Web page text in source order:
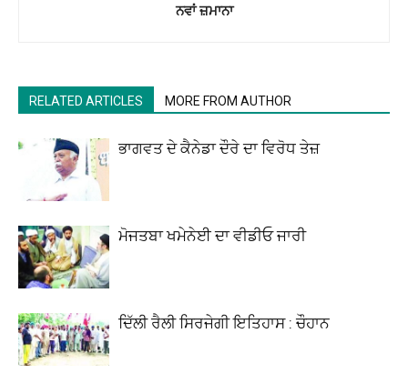
ਨਵਾਂ ਜ਼ਮਾਨਾ
RELATED ARTICLES MORE FROM AUTHOR
ਭਾਗਵਤ ਦੇ ਕੈਨੇਡਾ ਦੌਰੇ ਦਾ ਵਿਰੋਧ ਤੇਜ਼
ਮੋਜਤਬਾ ਖਮੇਨੇਈ ਦਾ ਵੀਡੀਓ ਜਾਰੀ
ਦਿੱਲੀ ਰੈਲੀ ਸਿਰਜੇਗੀ ਇਤਿਹਾਸ : ਚੌਹਾਨ